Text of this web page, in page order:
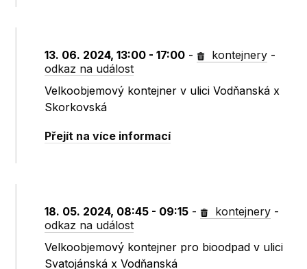
13. 06. 2024, 13:00 - 17:00 - kontejnery -
odkaz na událost
Velkoobjemový kontejner v ulici Vodňanská x
Skorkovská
Přejít na více informací
18. 05. 2024, 08:45 - 09:15 - kontejnery -
odkaz na událost
Velkoobjemový kontejner pro bioodpad v ulici
Svatojánská x Vodňanská